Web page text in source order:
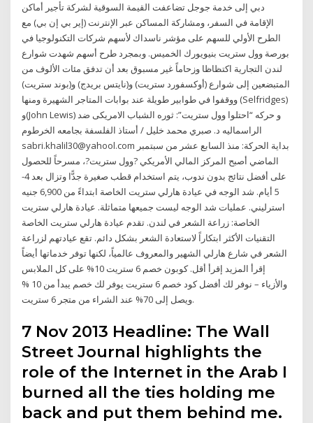
دبي إلى خدمة جوجل تضاعفت القيمة السوقية لشركة تأجير أماكن
الإقامة في السفر، ومشاركة المساكن عبر الإنترنت (إير بي إن بي) مع
الطرح الأولي للسهم على مؤشر ناسداك لأسهم شركات التكنولوجيا في
بورصة وول ستريت بنيويورك الخميس. وبمجرد طرح أسهم شهدت شوارع
لندن التجارية اكتظاظا وزحاماً غير مسبوق بعد أن تدفق مئات الألوف من
المتبضعين إلى شوارع (أوكسفورد ستريت) و(نايتس بريدج) و(بوند ستريت)
ووقفوا في طوابير طويلة عند بوابات المتاجر الشهيرة ومنها (Selfridges)
و(John Lewis) و حركه “احتلوا وول ستريت”: ثوره الشباب الامريكى ضد
الراسماليه د. صبري محمد خليل / أستاذ الفلسفة بجامعه الخرطوم
sabri.khalil30@yahool.com بداية الحركة: منذ السابع عشر من سبتمبر
الماضي أصبح المركز المالي الأمريكي ?وول ستريت?، مسرحاً للحصول
على أفضل نتائج بدون ندوب، يتم استخدام قطب صغيرة جدًّا وتزال بعد 4-
5 أيام. شد الوجه في عيادة هارلي ستريت الخاصة ابتداءً من 6,900 جنيه
استرليني. عمليات شد الوجه ليست جميعها متماثلة. عيادة هارلي ستريت
الخاصة: زراعة الشعر في لندن. تقدم عيادة هارلي ستريت الخاصة
التقنيات الأكثر ابتكاراً لاستعادة الشعر بشكل دائم. تقع عيادتهم لزراعة
الشعر في شارع هارلي الشهير والمعروف عالمياً، لكنها توفر خدماتها أيضاً
إقرأ المزيد إقرأ أقل. كوبون خصم 6 ستريت 10% على كل الملابس
والأزياء – نوفر لك أفضل كود خصم 6 ستريت يوفر لك خصم يبدأ من 10 %
ويصل إلى 70% عند الشراء من متجر 6 ستريت.
7 Nov 2013 Headline: The Wall
Street Journal highlights the
role of the Internet in the Arab I
burned all the ties holding me
back and put them behind me.